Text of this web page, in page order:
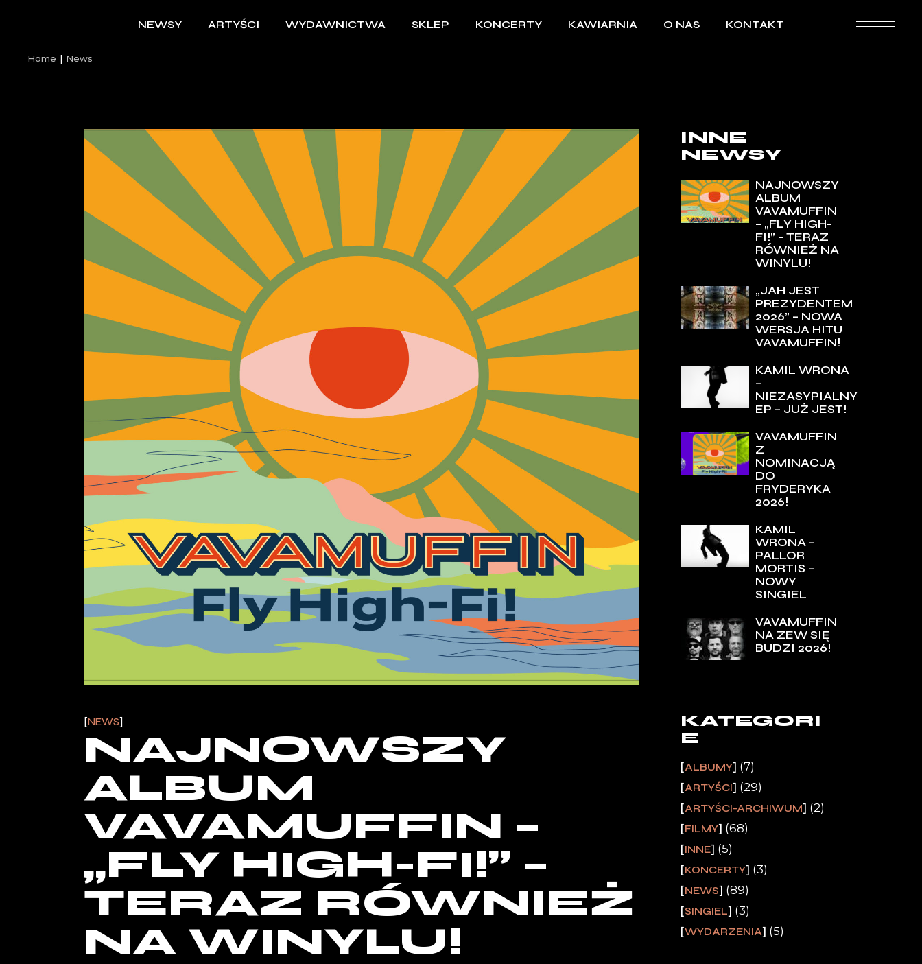
NEWSY ARTYŚCI WYDAWNICTWA SKLEP KONCERTY KAWIARNIA O NAS KONTAKT
Home News
NEWS
NAJNOWSZY
ALBUM
VAVAMUFFIN –
„FLY HIGH-FI!” –
TERAZ RÓWNIEŻ
NA WINYLU!
INNE
NEWSY
NAJNOWSZY
ALBUM
VAVAMUFFIN
– „FLY HIGH-
FI!” – TERAZ
RÓWNIEŻ NA
WINYLU!
„JAH JEST
PREZYDENTEM
2026” – NOWA
WERSJA HITU
VAVAMUFFIN!
KAMIL WRONA
–
NIEZASYPIALNY
EP – JUŻ JEST!
VAVAMUFFIN
Z
NOMINACJĄ
DO
FRYDERYKA
2026!
KAMIL
WRONA –
PALLOR
MORTIS –
NOWY
SINGIEL
VAVAMUFFIN
NA ZEW SIĘ
BUDZI 2026!
KATEGORI
E
ALBUMY (7)
ARTYŚCI (29)
ARTYŚCI-ARCHIWUM (2)
FILMY (68)
INNE (5)
KONCERTY (3)
NEWS (89)
SINGIEL (3)
WYDARZENIA (5)